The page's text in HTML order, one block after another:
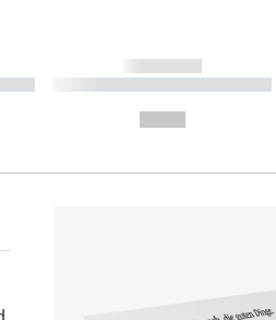
------------
----------- ----------- ----------